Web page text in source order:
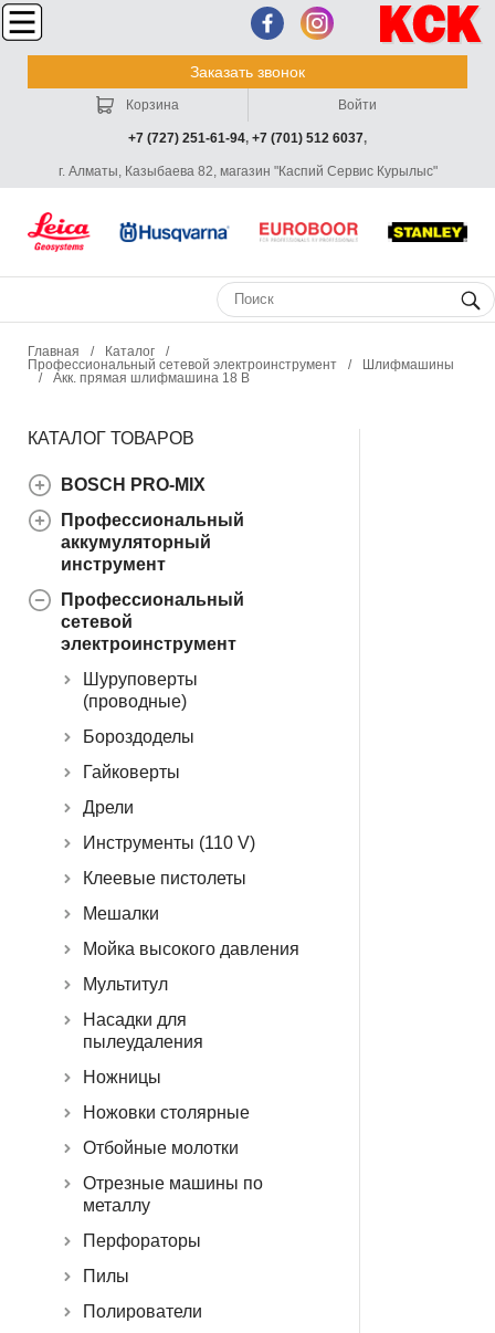
Заказать звонок
+7 (727) 251-61-94, +7 (701) 512 6037,
г. Алматы, Казыбаева 82, магазин "Каспий Сервис Курылыс"
Корзина Войти
Главная / Каталог
/
Профессиональный сетевой электроинструмент
/
Шлифмашины
/
Акк. прямая шлифмашина 18 В
КАТАЛОГ ТОВАРОВ
BOSCH PRO-MIX
Профессиональный
аккумуляторный
инструмент
Профессиональный
сетевой
электроинструмент
Шуруповерты
(проводные)
Бороздоделы
Гайковерты
Дрели
Инструменты (110 V)
Клеевые пистолеты
Мешалки
Мойка высокого давления
Мультитул
Насадки для
пылеудаления
Ножницы
Ножовки столярные
Отбойные молотки
Отрезные машины по
металлу
Перфораторы
Пилы
Полирователи